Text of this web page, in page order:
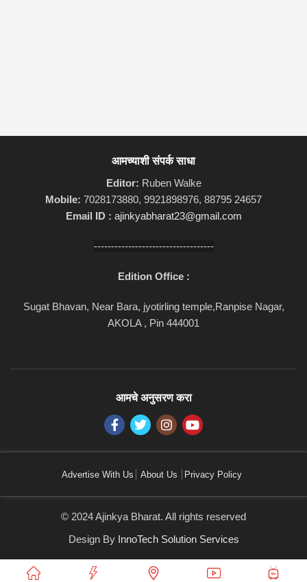
आमच्याशी संपर्क साधा
Editor: Ruben Walke
Mobile: 7028173880, 9921898976, 88795 24657
Email ID : ajinkyabharat23@gmail.com
-----------------------------------
Edition Office :
Sugat Bhavan, Near Bara, jyotirling temple,Ranpise Nagar,
AKOLA , Pin 444001
आमचे अनुसरण करा
Advertise With Us About Us Privacy Policy
© 2024 Ajinkya Bharat. All rights reserved
Design By InnoTech Solution Services